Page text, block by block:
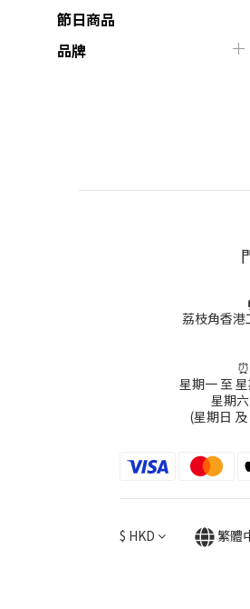
節日商品
品牌
荔枝角香港
星期一 至
星期
(星期日
$ HKD 繁體